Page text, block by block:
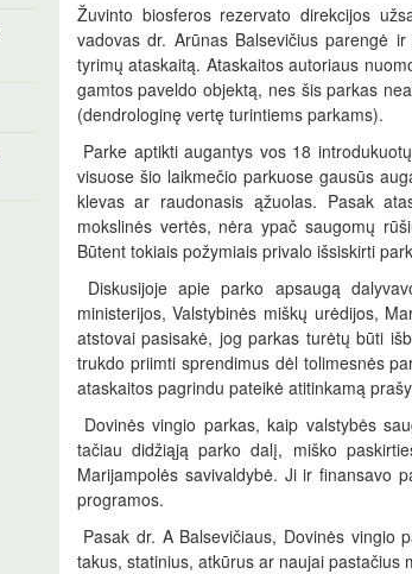
Žuvinto biosferos rezervato direkcijos
vadovas dr. Arūnas Balsevičius parengė
tyrimų ataskaitą. Ataskaitos autoriaus
gamtos paveldo objektą, nes šis parkas
(dendrologinę vertę turintiems parkams).
Parke aptikti augantys vos 18
visuose šio laikmečio parkuose gausūs
klevas ar raudonasis ąžuolas. Pasak
mokslinės vertės, nėra ypač saugomų
Būtent tokiais požymiais privalo išsiskirti
Diskusijoje apie parko apsaugą
ministerijos, Valstybinės miškų urėdijos,
atstovai pasisakė, jog parkas turėtų būti
trukdo priimti sprendimus dėl tolimesnės
ataskaitos pagrindu pateikė atitinkamą
Dovinės vingio parkas, kaip valstybės
tačiau didžiąją parko dalį, miško
Marijampolės savivaldybė. Ji ir finansavo
programos.
Pasak dr. A Balsevičiaus, Dovinės vingio
takus, statinius, atkūrus ar naujai pastačius